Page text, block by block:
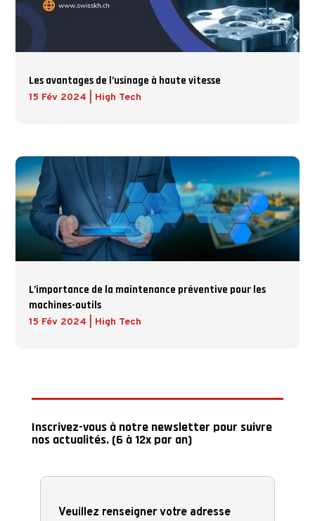
Les avantages de l’usinage à haute vitesse
15 Fév 2024 High Tech
L’importance de la maintenance préventive pour les
machines-outils
15 Fév 2024 High Tech
Inscrivez-vous à notre newsletter pour suivre
nos actualités. (6 à 12x par an)
Veuillez renseigner votre adresse